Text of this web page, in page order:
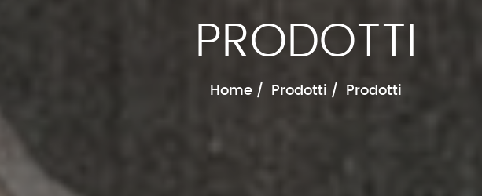
PRODOTTI
Home Prodotti Prodotti